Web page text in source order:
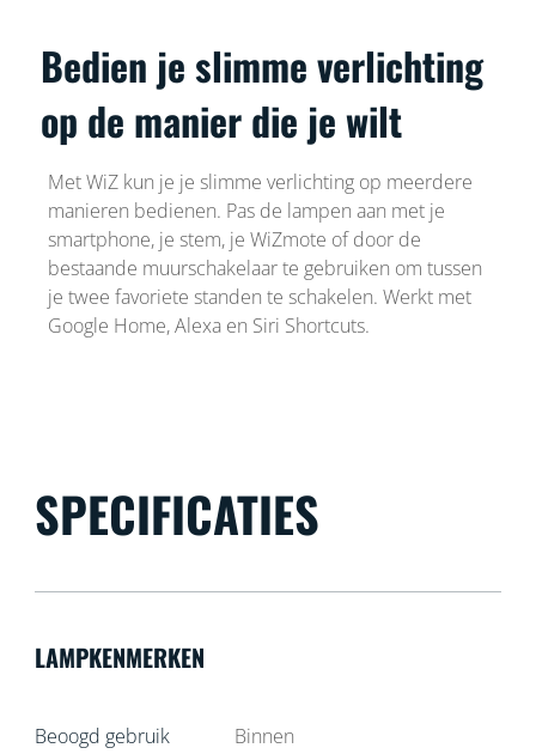
Bedien je slimme verlichting
op de manier die je wilt
Met WiZ kun je je slimme verlichting op meerdere
manieren bedienen. Pas de lampen aan met je
smartphone, je stem, je WiZmote of door de
bestaande muurschakelaar te gebruiken om tussen
je twee favoriete standen te schakelen. Werkt met
Google Home, Alexa en Siri Shortcuts.
SPECIFICATIES
LAMPKENMERKEN
Beoogd gebruik Binnen